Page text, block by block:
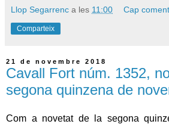
Llop Segarrenc a les 11:00 Cap
Comparteix
21 de novembre 2018
Cavall Fort núm. 1352,
segona quinzena de
Com a novetat de la segona